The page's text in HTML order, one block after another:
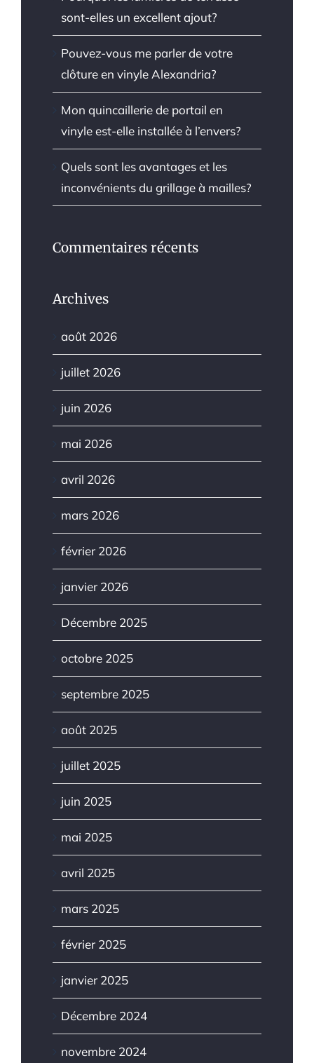
sont-elles un excellent ajout?
Pouvez-vous me parler de votre
clôture en vinyle Alexandria?
Mon quincaillerie de portail en
vinyle est-elle installée à l’envers?
Quels sont les avantages et les
inconvénients du grillage à mailles?
Commentaires récents
Archives
août 2026
juillet 2026
juin 2026
mai 2026
avril 2026
mars 2026
février 2026
janvier 2026
Décembre 2025
octobre 2025
septembre 2025
août 2025
juillet 2025
juin 2025
mai 2025
avril 2025
mars 2025
février 2025
janvier 2025
Décembre 2024
novembre 2024